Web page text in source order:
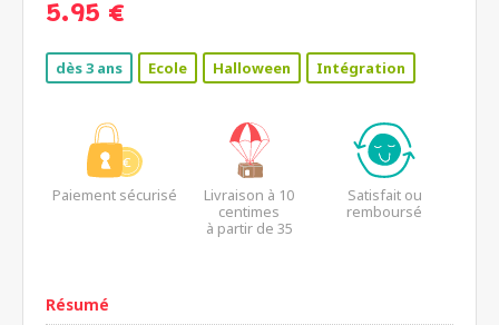
5.95 €
dès 3 ans Ecole Halloween Intégration
Paiement sécurisé
Livraison à 10
centimes
à partir de 35
Satisfait ou
remboursé
Résumé